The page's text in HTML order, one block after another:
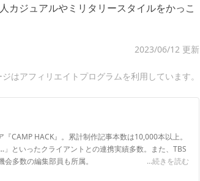
カジュアルやミリタリースタイルをかっこ
2023/06/12 更新
はアフィリエイトプログラムを利用しています。
CAMP HACK』。累計制作記事本数は10,000本以上。
といったクライアントとの連携実績多数。また、TBS
多数の編集部員も所属。
...続きを読む